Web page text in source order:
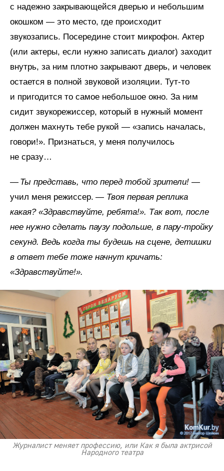
с надежно закрывающейся дверью и небольшим
окошком — это место, где происходит
звукозапись. Посередине стоит микрофон. Актер
(или актеры, если нужно записать диалог) заходит
внутрь, за ним плотно закрывают дверь, и человек
остается в полной звуковой изоляции. Тут-то
и пригодится то самое небольшое окно. За ним
сидит звукорежиссер, который в нужный момент
должен махнуть тебе рукой — «запись началась,
говори!». Признаться, у меня получилось
не сразу…
— Ты представь, что перед тобой зрители! —
учил меня режиссер. — Твоя первая реплика
какая? «Здравствуйте, ребята!». Так вот, после
нее нужно сделать паузу подольше, в пару-тройку
секунд. Ведь когда ты будешь на сцене, детишки
в ответ тебе тоже начнут кричать:
«Здравствуйте!».
Журналист меняет профессию, или Как я была актрисой
Народного театра